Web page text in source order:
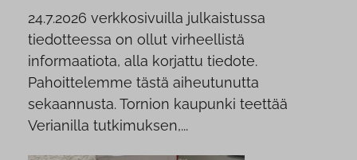
24.7.2026 verkkosivuilla julkaistussa
tiedotteessa on ollut virheellistä
informaatiota, alla korjattu tiedote.
Pahoittelemme tästä aiheutunutta
sekaannusta. Tornion kaupunki teettää
Verianilla tutkimuksen,...